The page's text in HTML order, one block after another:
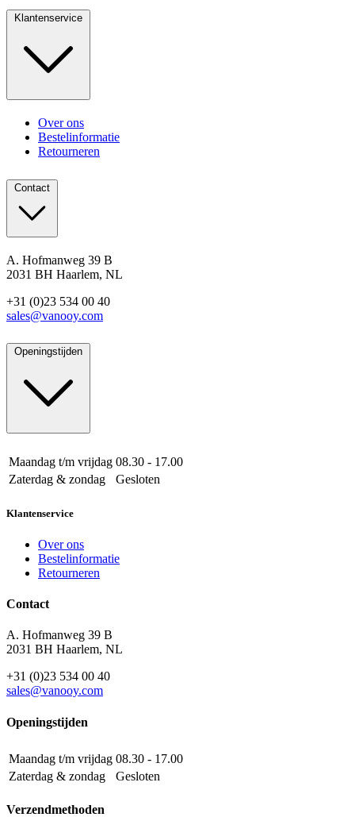
Klantenservice
Over ons
Bestelinformatie
Retourneren
Contact
A. Hofmanweg 39 B
2031 BH Haarlem, NL
+31 (0)23 534 00 40
sales@vanooy.com
Openingstijden
Maandag t/m vrijdag 08.30 - 17.00
Zaterdag & zondag
Gesloten
Klantenservice
Over ons
Bestelinformatie
Retourneren
Contact
A. Hofmanweg 39 B
2031 BH Haarlem, NL
+31 (0)23 534 00 40
sales@vanooy.com
Openingstijden
Maandag t/m vrijdag 08.30 - 17.00
Zaterdag & zondag
Gesloten
Verzendmethoden